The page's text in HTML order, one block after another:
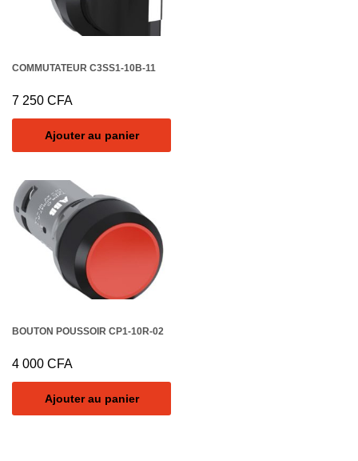
COMMUTATEUR C3SS1-10B-11
7 250 CFA
Ajouter au panier
BOUTON POUSSOIR CP1-10R-02
4 000 CFA
Ajouter au panier